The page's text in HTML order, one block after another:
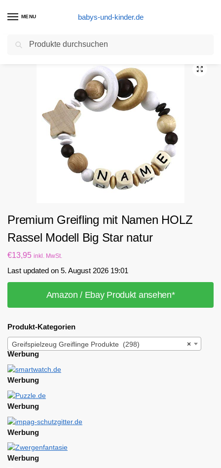
MENU babys-und-kinder.de
Start Greifspielzeug Greiflinge Produkte
Premium Greifling mit Namen HOLZ
Rassel Modell Big Star natur
€13,95 inkl. MwSt.
Last updated on 5. August 2026 19:01
Amazon / Ebay Produkt ansehen*
Produkt-Kategorien
×
Greifspielzeug Greiflinge Produkte (298)
Werbung
Werbung
Werbung
Werbung
Werbung